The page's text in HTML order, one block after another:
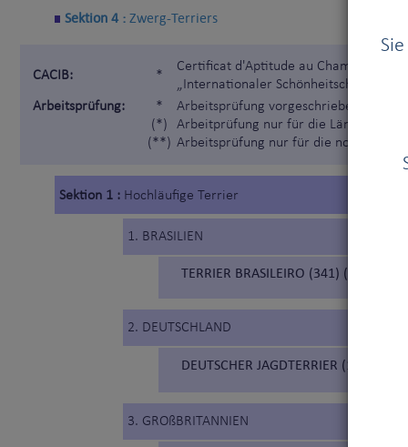
Sektion 4 : Zwerg-Terriers
CACIB: *
Certificat d'Aptitude au Championnat
„Internationaler Schönheitschampion“)
Arbeitsprüfung:
*
(*)
(**)
Arbeitsprüfung vorgeschrieben
Arbeitprüfung nur für die Länder, die
Arbeitsprüfung nur für die nordischen
Sektion 1 : Hochläufige Terrier
1. BRASILIEN
TERRIER BRASILEIRO (341)
2. DEUTSCHLAND
DEUTSCHER JAGDTERRIER (103)
3. GROßBRITANNIEN